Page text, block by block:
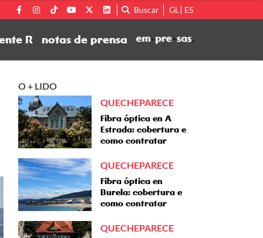
Buscar GL ES
R notas de prensa
O + LIDO
QUECHEPARECE
Fibra óptica en A
Estrada: cobertura e
como contratar
QUECHEPARECE
Fibra óptica en
Burela: cobertura e
como contratar
QUECHEPARECE